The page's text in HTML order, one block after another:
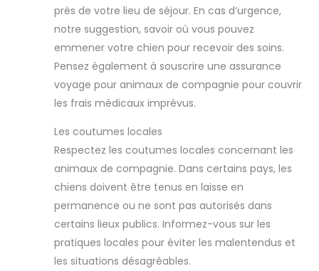
près de votre lieu de séjour. En cas d’urgence,
notre suggestion, savoir où vous pouvez
emmener votre chien pour recevoir des soins.
Pensez également à souscrire une assurance
voyage pour animaux de compagnie pour couvrir
les frais médicaux imprévus.
Les coutumes locales
Respectez les coutumes locales concernant les
animaux de compagnie. Dans certains pays, les
chiens doivent être tenus en laisse en
permanence ou ne sont pas autorisés dans
certains lieux publics. Informez-vous sur les
pratiques locales pour éviter les malentendus et
les situations désagréables.